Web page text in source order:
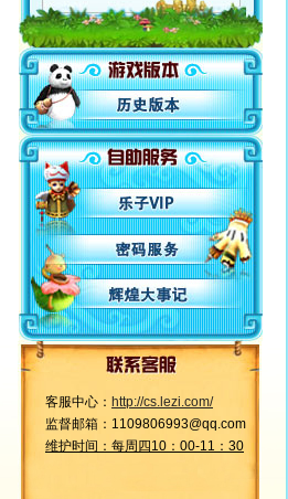
客服中心： http://cs.lezi.com/
监督邮箱：1109806993@qq.com
维护时间：每周四10：00-11：30